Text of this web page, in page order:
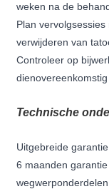
weken na de
Plan
verwijderen van
Controleer op
Technische
Uitgebreide
6 maanden
wegwerponderdelen